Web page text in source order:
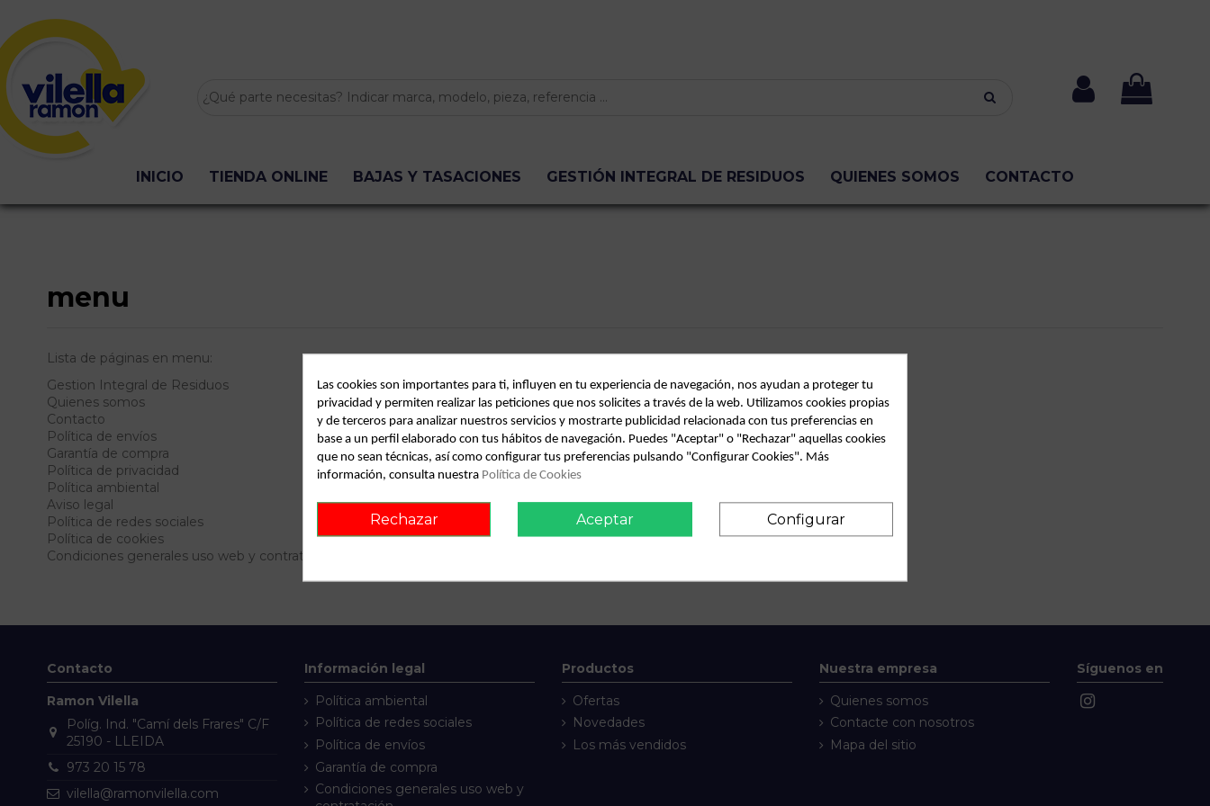
INICIO TIENDA ONLINE BAJAS Y TASACIONES GESTIÓN INTEGRAL DE RESIDUOS QUIENES SOMOS CONTACTO
menu
Lista de páginas en menu:
Gestion Integral de Residuos
Quienes somos
Contacto
Política de envíos
Garantía de compra
Política de privacidad
Política ambiental
Aviso legal
Política de redes sociales
Política de cookies
Condiciones generales uso web y contratación
Contacto
Ramon Vilella
Políg. Ind. "Camí dels Frares" C/F
25190 - LLEIDA
973 20 15 78
vilella@ramonvilella.com
Información legal
Política ambiental
Política de redes sociales
Política de envíos
Garantía de compra
Condiciones generales uso web y
Productos
Ofertas
Novedades
Los más vendidos
Nuestra empresa
Quienes somos
Contacte con nosotros
Mapa del sitio
Síguenos en
Las cookies son importantes para ti, influyen en tu experiencia de navegación, nos ayudan a proteger tu
privacidad y permiten realizar las peticiones que nos solicites a través de la web. Utilizamos cookies propias
y de terceros para analizar nuestros servicios y mostrarte publicidad relacionada con tus preferencias en
base a un perfil elaborado con tus hábitos de navegación. Puedes "Aceptar" o "Rechazar" aquellas cookies
que no sean técnicas, así como configurar tus preferencias pulsando "Configurar Cookies". Más
información, consulta nuestra Política de Cookies
Rechazar Aceptar Configurar